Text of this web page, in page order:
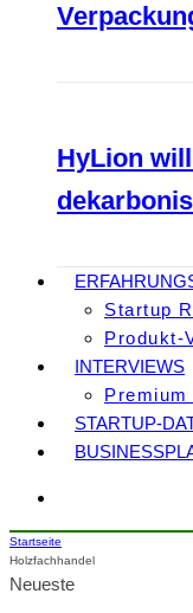
HyLion
Startup
Produkt-
INTERVIEWS
STARTUP-
Startseite
Holzfachhandel
Neueste